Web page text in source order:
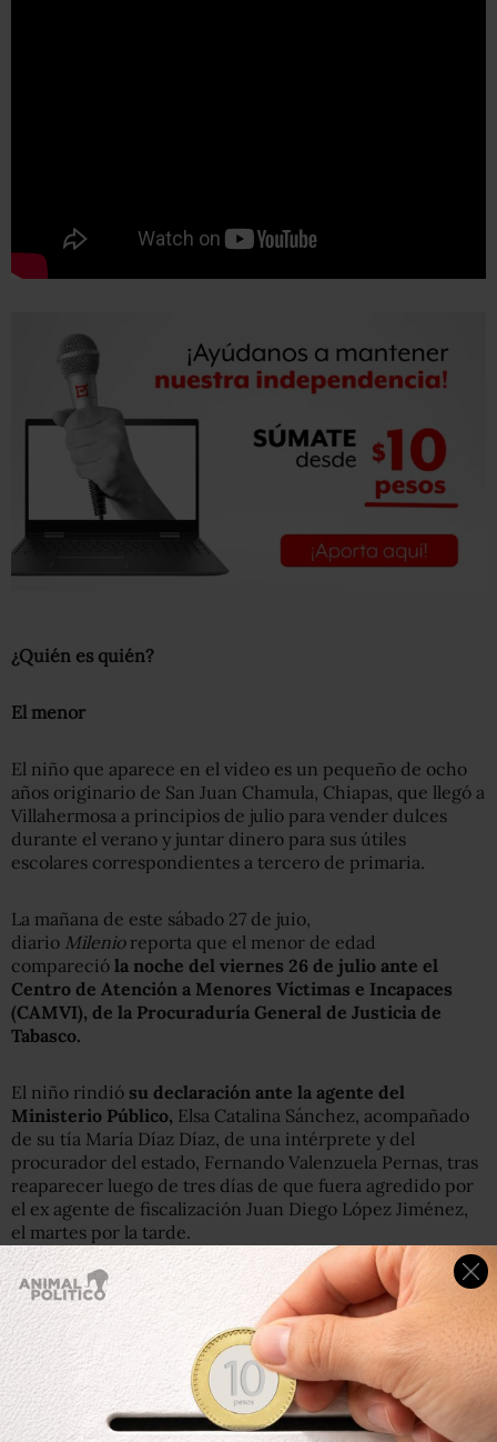
¿Quién es quién?
El menor
El niño que aparece en el video es un pequeño de ocho
años originario de San Juan Chamula, Chiapas, que llegó a
Villahermosa a principios de julio para vender dulces
durante el verano y juntar dinero para sus útiles
escolares correspondientes a tercero de primaria.
La mañana de este sábado 27 de juio,
diario Milenioreporta que el menor de edad
compareció la noche del viernes 26 de julio ante el
Centro de Atención a Menores Víctimas e Incapaces
(CAMVI), de la Procuraduría General de Justicia de
Tabasco.
El niño rindió su declaración ante la agente del
Ministerio Público, Elsa Catalina Sánchez, acompañado
de su tía María Díaz Díaz, de una intérprete y del
procurador del estado, Fernando Valenzuela Pernas, tras
reaparecer luego de tres días de que fuera agredido por
el ex agente de fiscalización Juan Diego López Jiménez,
el martes por la tarde.
Previamente, el diario Tabasco Hoypublicó que la tía del
niño tzotzil, María Díaz -quien, como su sobrino, también
vende dulces en el centro de Villahermosa en un lugar
conocido como Zona Luz- explicó que el pequeño ya no
estaba en Tabasco porque regresó a San Juan Chamula.